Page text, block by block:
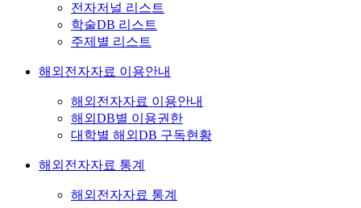
전자저널 리스트
학술DB 리스트
주제별 리스트
해외전자자료 이용안내
해외전자자료 이용안내
해외DB별 이용권한
대학별 해외DB 구독현황
해외전자자료 통계
해외전자자료 통계